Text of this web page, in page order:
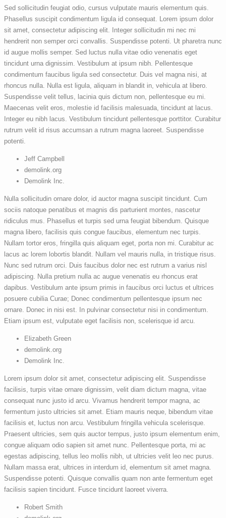
Sed sollicitudin feugiat odio, cursus vulputate mauris elementum quis.
Phasellus suscipit condimentum ligula id consequat. Lorem ipsum dolor
sit amet, consectetur adipiscing elit. Integer sollicitudin mi nec mi
hendrerit non semper orci convallis. Suspendisse potenti. Ut pharetra nunc
id augue mollis semper. Sed luctus nulla vitae odio venenatis eget
tincidunt urna dignissim. Vestibulum at ipsum nibh. Pellentesque
condimentum faucibus ligula sed consectetur. Duis vel magna nisi, at
rhoncus nulla. Nulla est ligula, aliquam in blandit in, vehicula at libero.
Suspendisse velit tellus, lacinia quis dictum non, pellentesque eu mi.
Maecenas velit eros, molestie id facilisis malesuada, tincidunt at lacus.
Integer eu nibh lacus. Vestibulum tincidunt pellentesque porttitor. Curabitur
rutrum velit id risus accumsan a rutrum magna laoreet. Suspendisse
potenti.
Jeff Campbell
demolink.org
Demolink Inc.
Nulla sollicitudin ornare dolor, id auctor magna suscipit tincidunt. Cum
sociis natoque penatibus et magnis dis parturient montes, nascetur
ridiculus mus. Phasellus et turpis sed urna feugiat bibendum. Quisque
magna libero, facilisis quis congue faucibus, elementum nec turpis.
Nullam tortor eros, fringilla quis aliquam eget, porta non mi. Curabitur ac
lacus ac lorem lobortis blandit. Nullam vel mauris nulla, in tristique risus.
Nunc sed rutrum orci. Duis faucibus dolor nec est rutrum a varius nisl
adipiscing. Nulla pretium nulla ac augue venenatis eu rhoncus erat
dapibus. Vestibulum ante ipsum primis in faucibus orci luctus et ultrices
posuere cubilia Curae; Donec condimentum pellentesque ipsum nec
ornare. Donec in nisi est. In pulvinar consectetur nisi in condimentum.
Etiam ipsum est, vulputate eget facilisis non, scelerisque id arcu.
Elizabeth Green
demolink.org
Demolink Inc.
Lorem ipsum dolor sit amet, consectetur adipiscing elit. Suspendisse
facilisis, turpis vitae ornare dignissim, velit diam dictum magna, vitae
consequat nunc justo id arcu. Vivamus hendrerit tempor magna, ac
fermentum justo ultricies sit amet. Etiam mauris neque, bibendum vitae
facilisis et, luctus non arcu. Vestibulum fringilla vehicula scelerisque.
Praesent ultricies, sem quis auctor tempus, justo ipsum elementum enim,
congue aliquam odio sapien sit amet nunc. Pellentesque porta, mi ac
egestas adipiscing, tellus leo mollis nibh, ut ultricies velit leo nec purus.
Nullam massa erat, ultrices in interdum id, elementum sit amet magna.
Suspendisse potenti. Quisque convallis quam non ante fermentum eget
facilisis sapien tincidunt. Fusce tincidunt laoreet viverra.
Robert Smith